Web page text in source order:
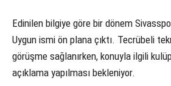
Edinilen bilgiye göre bir dönem
Uygun ismi ön plana çıktı. Tecrübeli
görüşme sağlanırken, konuyla ilgili
açıklama yapılması bekleniyor.